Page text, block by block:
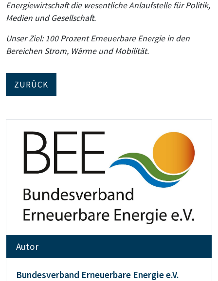
Energiewirtschaft die wesentliche Anlaufstelle für Politik,
Medien und Gesellschaft.
Unser Ziel: 100 Prozent Erneuerbare Energie in den
Bereichen Strom, Wärme und Mobilität.
ZURÜCK
Autor
Bundesverband Erneuerbare Energie e.V.